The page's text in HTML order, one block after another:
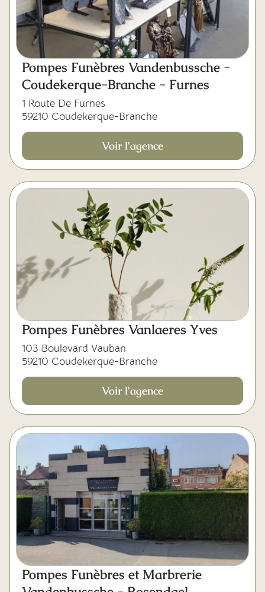
Pompes Funèbres Vandenbussche -
Coudekerque-Branche - Furnes
1 Route De Furnes
59210 Coudekerque-Branche
Voir l'agence
Pompes Funèbres Vanlaeres Yves
103 Boulevard Vauban
59210 Coudekerque-Branche
Voir l'agence
Pompes Funèbres et Marbrerie